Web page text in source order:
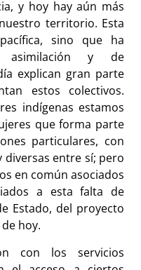
y hoy hay aún más
territorio. Esta
sino que ha
asimilación y de
explican gran parte
estos colectivos.
indígenas estamos
que forma parte
particulares, con
entre sí; pero
en común asociados
a esta falta de
Estado, del proyecto
hoy.
con los servicios